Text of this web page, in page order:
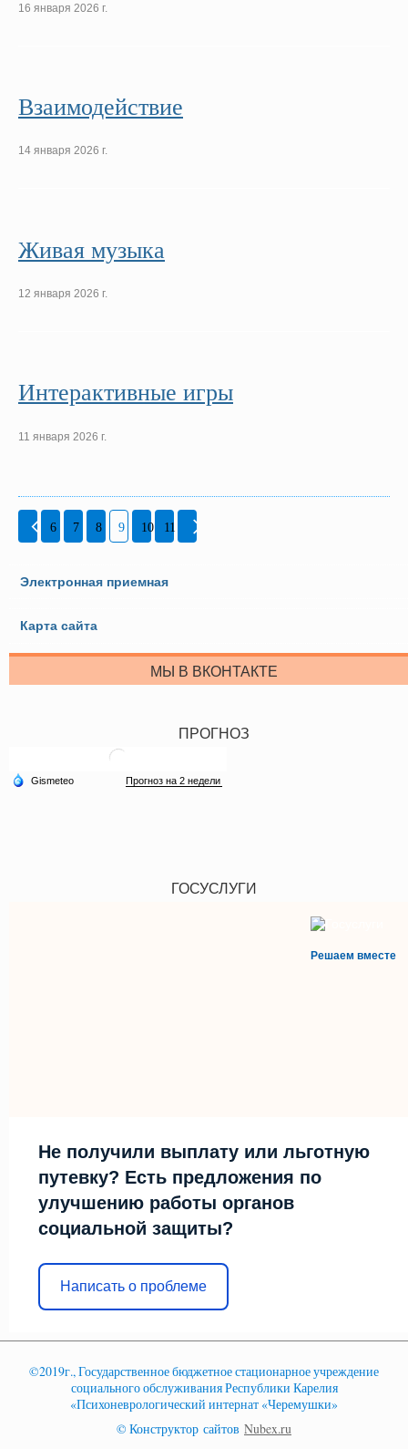
16 января 2026 г.
Взаимодействие
14 января 2026 г.
Живая музыка
12 января 2026 г.
Интерактивные игры
11 января 2026 г.
6 7 8 9 10 11
Электронная приемная
Карта сайта
МЫ В ВКОНТАКТЕ
ПРОГНОЗ
ГОСУСЛУГИ
Решаем вместе
Не получили выплату или льготную
путевку? Есть предложения по
улучшению работы органов
социальной защиты?
Написать о проблеме
©2019г., Государственное бюджетное стационарное учреждение
социального обслуживания Республики Карелия
«Психоневрологический интернат «Черемушки»
© Конструктор сайтов Nubex.ru